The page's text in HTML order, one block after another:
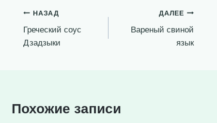
Навигация
по
НАЗАД
Греческий соус
Дзадзыки
ДАЛЕЕ
Вареный свиной
язык
Похожие записи